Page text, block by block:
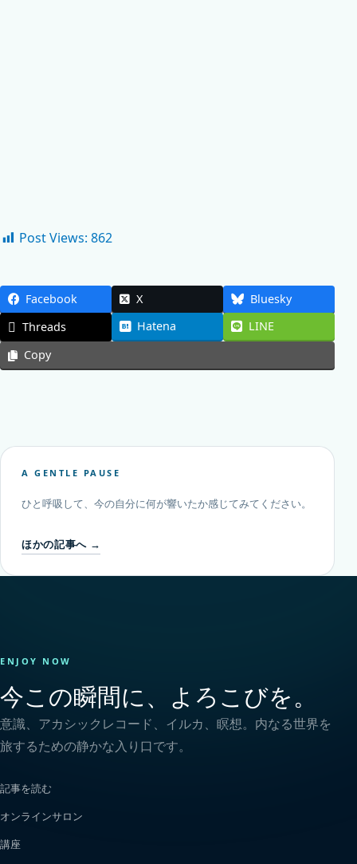
Post Views: 862
Facebook X
Bluesky
Threads
Hatena
LINE
Copy
A GENTLE PAUSE
ひと呼吸して、今の自分に何が響いたか感じてみてください。
ほかの記事へ →
ENJOY NOW
今この瞬間に、よろこびを。
意識、アカシックレコード、イルカ、瞑想。内なる世界を
旅するための静かな入り口です。
記事を読む
オンラインサロン
講座